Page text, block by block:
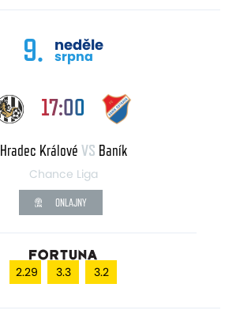
9. neděle
srpna
17:00
Hradec Králové VS Baník
Chance Liga
ONLAJNY
2.29 3.3 3.2